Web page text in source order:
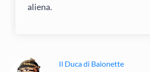
aliena.
Il Duca di Baionette